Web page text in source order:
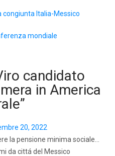
congiunta Italia-Messico
mondiale
candidato
in America
”
20, 2022
la pensione minima sociale…
da cittá del Messico